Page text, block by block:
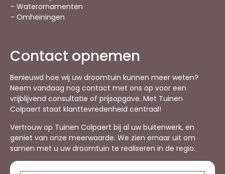
– Waterornamenten
– Omheiningen
Contact opnemen
Benieuwd hoe wij uw droomtuin kunnen meer weten?
Neem vandaag nog contact met ons op voor een
vrijblijvend consultatie of prijsopgave. Met Tuinen
Colpaert staat klanttevredenheid centraal!
Vertrouw op Tuinen Colpaert bij al uw buitenwerk, en
geniet van onze meerwaarde. We zien ernaar uit om
samen met u uw droomtuin te realiseren in de regio.